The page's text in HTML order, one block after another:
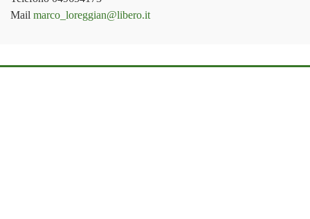
Mail marco_loreggian@libero.it